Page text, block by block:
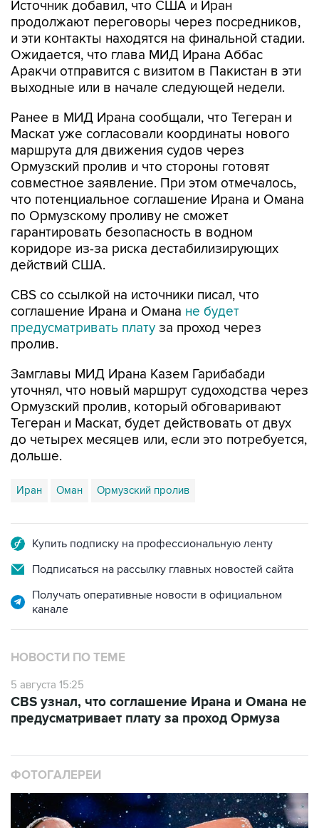
и эти контакты находятся на финальной стадии.
Ожидается, что глава МИД Ирана Аббас
Аракчи отправится с визитом в Пакистан в эти
выходные или в начале следующей недели.
Ранее в МИД Ирана сообщали, что Тегеран и
маршрута для движения судов через
Ормузский пролив и что стороны готовят
совместное заявление. При этом отмечалось,
что потенциальное соглашение Ирана и Омана
по Ормузскому проливу не сможет
гарантировать безопасность в водном
коридоре из-за риска дестабилизирующих
действий США.
CBS со ссылкой на источники писал, что
предусматривать платуза проход через
пролив.
Замглавы МИД Ирана Казем Гарибабади
Ормузский пролив, который обговаривают
Тегеран и Маскат, будет действовать от двух
до четырех месяцев или, если это потребуется,
дольше.
Иран Оман
Подписаться на рассылку главных новостей сайта
Получать оперативные новости в официальном
НОВОСТИ ПО ТЕМЕ
5 августа 15:25
предусматривает плату за проход Ормуза